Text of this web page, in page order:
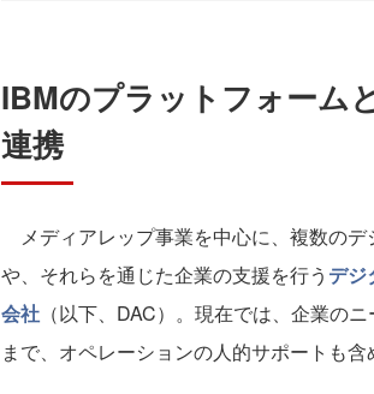
IBMのプラットフォーム
連携
メディアレップ事業を中心に、複数の
や、それらを通じた企業の支援を行う デジ
会社 （以下、DAC）。現在では、企業の
まで、オペレーションの人的サポートも含